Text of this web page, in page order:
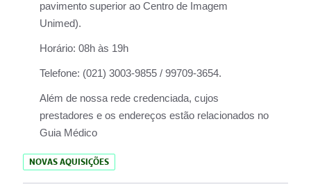
pavimento superior ao Centro de Imagem
Unimed).
Horário: 08h às 19h
Telefone: (021) 3003-9855 / 99709-3654.
Além de nossa rede credenciada, cujos
prestadores e os endereços estão relacionados no
Guia Médico
NOVAS AQUISIÇÕES